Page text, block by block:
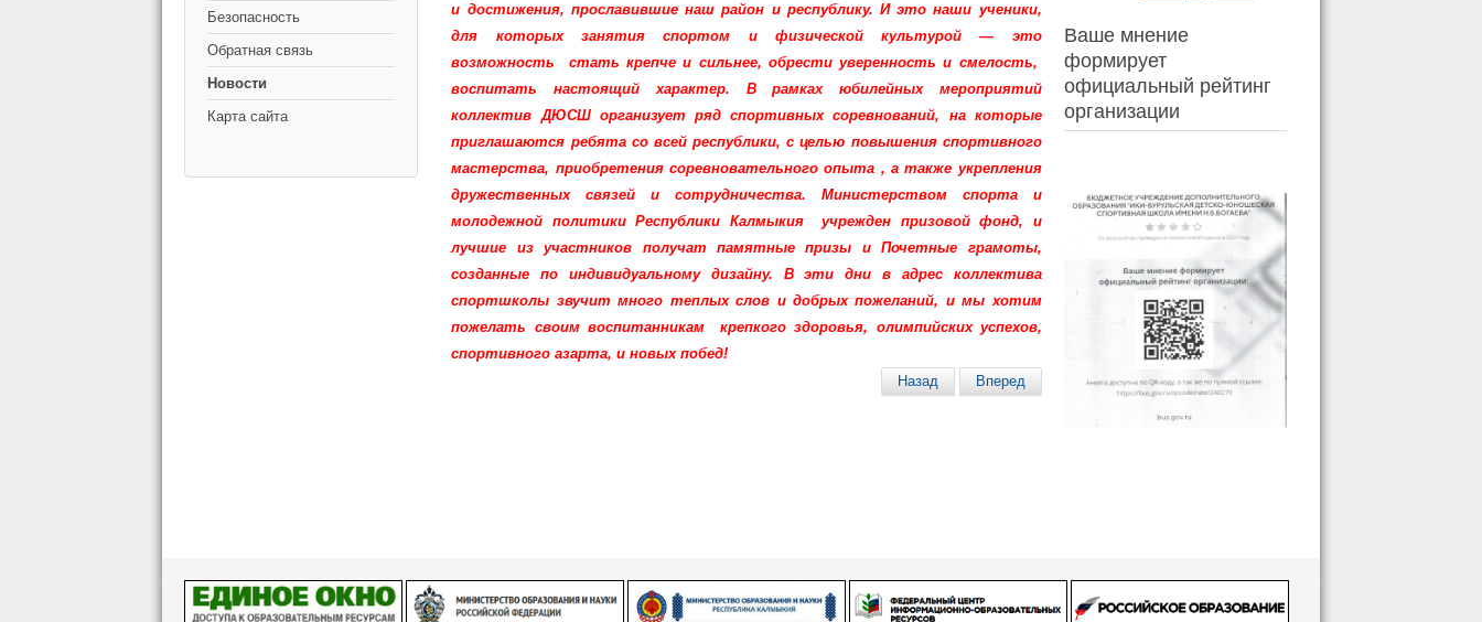
Безопасность
Обратная связь
Новости
Карта сайта
и достижения, прославившие наш район и республику. И это наши ученики,
для которых занятия спортом и физической культурой — это
возможность стать крепче и сильнее, обрести уверенность и смелость,
воспитать настоящий характер. В рамках юбилейных мероприятий
коллектив ДЮСШ организует ряд спортивных соревнований, на которые
приглашаются ребята со всей республики, с целью повышения спортивного
мастерства, приобретения соревновательного опыта , а также укрепления
дружественных связей и сотрудничества. Министерством спорта и
молодежной политики Республики Калмыкия учрежден призовой фонд, и
лучшие из участников получат памятные призы и Почетные грамоты,
созданные по индивидуальному дизайну. В эти дни в адрес коллектива
спортшколы звучит много теплых слов и добрых пожеланий, и мы хотим
пожелать своим воспитанникам крепкого здоровья, олимпийских успехов,
спортивного азарта, и новых побед!
Назад
Вперед
Ваше мнение
формирует
официальный рейтинг
организации